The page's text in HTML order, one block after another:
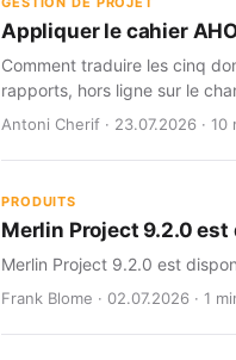
Appliquer le cahier
Comment traduire les cinq
rapports, hors ligne sur le
Antoni Cherif · 23.07.2026 ·
PRODUITS
Merlin Project 9.2.0
Merlin Project 9.2.0 est
Frank Blome · 02.07.2026 · 1